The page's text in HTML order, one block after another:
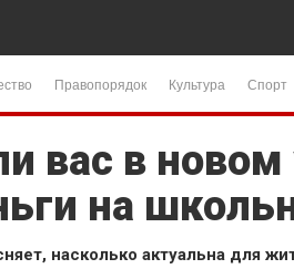
Правопорядок Культура Спорт
вас в
на
насколько актуальна для